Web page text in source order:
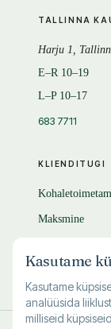
KLIENDITUGI
Maksmine
KKK
TALLINNA
Harju 1, Tallinn
E–R 10–19
L–P 10–17
683 7711
Kasutame
Kasutame
analüüsida
milliseid